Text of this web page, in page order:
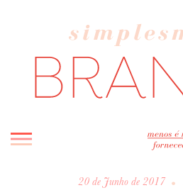
INICIO
20 de Junho de 2017 •